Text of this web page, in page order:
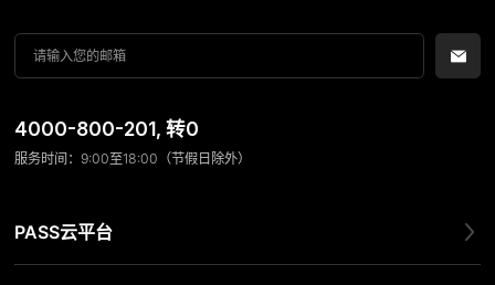
4000-800-201, 转0
服务时间：9:00至18:00（节假日除外）
PASS云平台